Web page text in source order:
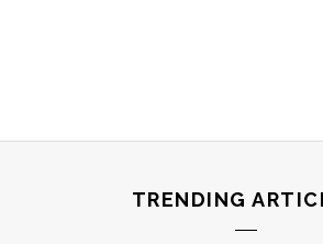
TRENDING